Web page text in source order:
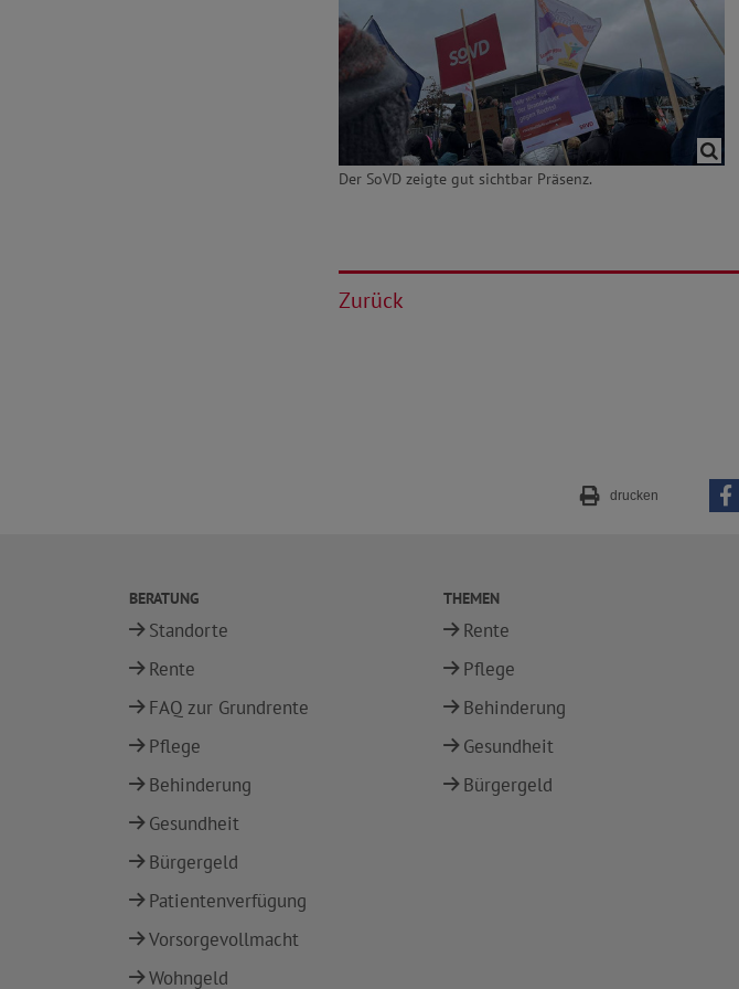
Der SoVD zeigte gut sichtbar Präsenz.
Zurück
drucken
BERATUNG
Standorte
Rente
FAQ zur Grundrente
Pflege
Behinderung
Gesundheit
Bürgergeld
Patientenverfügung
Vorsorgevollmacht
Wohngeld
THEMEN
Rente
Pflege
Behinderung
Gesundheit
Bürgergeld